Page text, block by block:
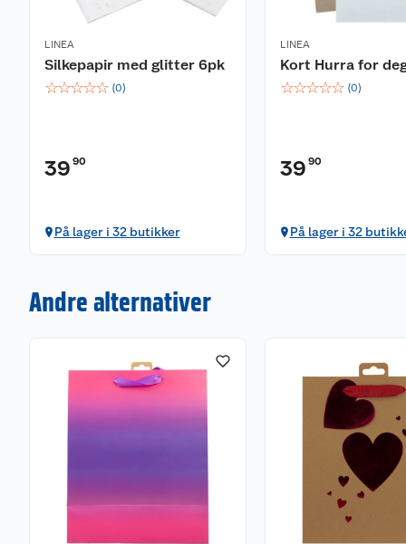
LINEA
Silkepapir med glitter 6pk
☆☆☆☆☆ (0)
39 90
På lager i 32 butikker
LINEA
Kort Hurra for
☆☆☆☆☆ (0)
39 90
På lager i 32
Andre alternativer